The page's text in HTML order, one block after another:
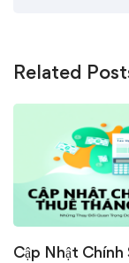
Related
Cập Nhật Chính